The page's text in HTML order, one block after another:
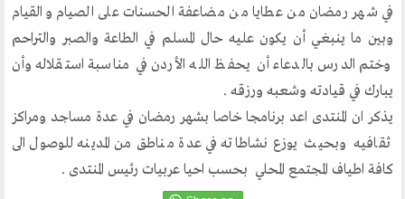
الفكرة والتأسيس
تطلعاتنا
مكتبنا الدائم
منتدى الوسطية للفكر و الثقافة
الفكرة و التأسيس
اهدافنا
تطلعاتنا
في شهر رمضان من عطايا من مضاعفة الحسنات على الصيام والقيام
وبين ما ينبغي أن يكون عليه حال المسلم في الطاعة والصبر والتراحم
وختم الدرس بالدعاء أن يحفظ الله الأردن في مناسبة استقلاله وأن
يبارك في قيادته وشعبه ورزقه .
يذكر ان المنتدى اعد برنامجا خاصا بشهر رمضان في عدة مساجد ومراكز
ثقافيه وبحيث يوزع نشاطاته في عدة مناطق من المدينه للوصول الى
كافة اطياف المجتمع المحلي بحسب احيا عربيات رئيس المنتدى .